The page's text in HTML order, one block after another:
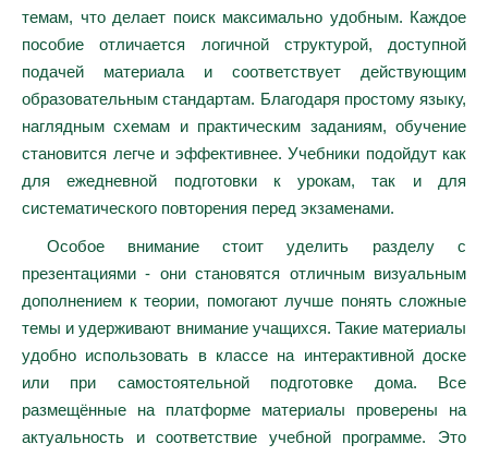
темам, что делает поиск максимально удобным. Каждое
пособие отличается логичной структурой, доступной
подачей материала и соответствует действующим
образовательным стандартам. Благодаря простому языку,
наглядным схемам и практическим заданиям, обучение
становится легче и эффективнее. Учебники подойдут как
для ежедневной подготовки к урокам, так и для
систематического повторения перед экзаменами.
Особое внимание стоит уделить разделу с
презентациями - они становятся отличным визуальным
дополнением к теории, помогают лучше понять сложные
темы и удерживают внимание учащихся. Такие материалы
удобно использовать в классе на интерактивной доске
или при самостоятельной подготовке дома. Все
размещённые на платформе материалы проверены на
актуальность и соответствие учебной программе. Это